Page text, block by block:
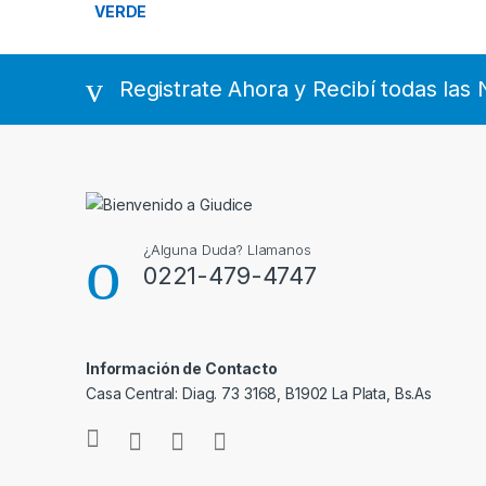
Registrate Ahora y Recibí todas las
¿Alguna Duda? Llamanos
0221-479-4747
Información de Contacto
Casa Central: Diag. 73 3168, B1902 La Plata, Bs.As